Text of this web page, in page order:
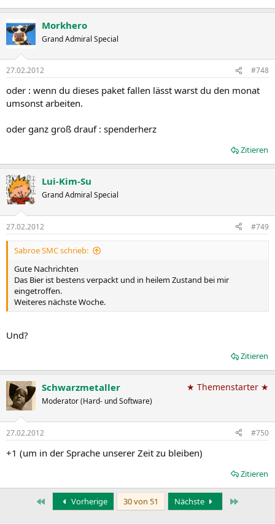
Morkhero
Grand Admiral Special
27.02.2012 #748
oder : wenn du dieses paket fallen lässt warst du den monat
umsonst arbeiten.
oder ganz groß drauf : spenderherz
Zitieren
Lui-Kim-Su
Grand Admiral Special
27.02.2012 #749
Sabroe SMC schrieb:
Gute Nachrichten
Das Bier ist bestens verpackt und in heilem Zustand bei mir
eingetroffen.
Weiteres nächste Woche.
Und?
Zitieren
Schwarzmetaller
Moderator (Hard- und Software)
★ Themenstarter ★
27.02.2012 #750
+1 (um in der Sprache unserer Zeit zu bleiben)
Zitieren
Erste Vorherige 30 von 51 Nächste